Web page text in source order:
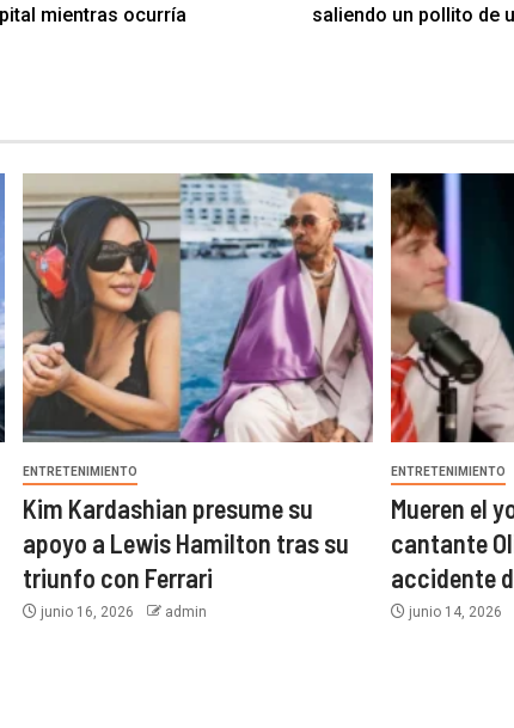
mientras ocurría
saliendo un pollito de
ENTRETENIMIENTO
Kim Kardashian presume su
apoyo a Lewis Hamilton tras su
triunfo con Ferrari
junio 16, 2026 admin
ENTRETENIMIENTO
Mueren el
cantante
accidente
junio 14, 2026